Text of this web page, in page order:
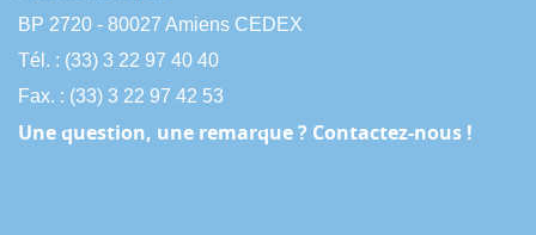
BP 2720 - 80027 Amiens CEDEX
Tél. : (33) 3 22 97 40 40
Fax. : (33) 3 22 97 42 53
Une question, une remarque ? Contactez-nous !